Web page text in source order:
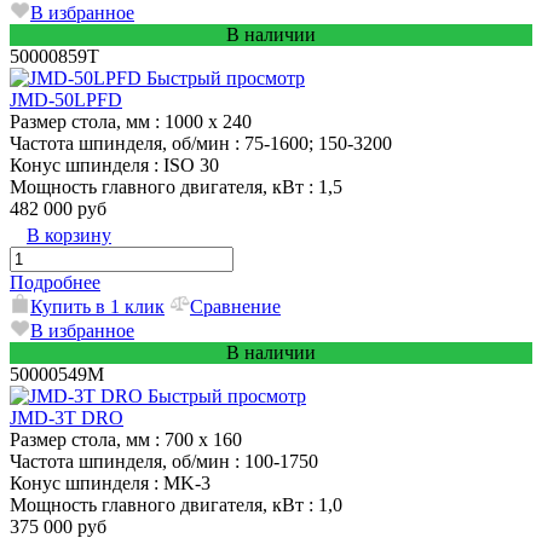
В избранное
В наличии
50000859T
Быстрый просмотр
JMD-50LPFD
Размер стола, мм : 1000 x 240
Частота шпинделя, об/мин : 75-1600; 150-3200
Конус шпинделя : ISO 30
Мощность главного двигателя, кВт : 1,5
482 000 руб
В корзину
Подробнее
Купить в 1 клик
Сравнение
В избранное
В наличии
50000549M
Быстрый просмотр
JMD-3T DRO
Размер стола, мм : 700 x 160
Частота шпинделя, об/мин : 100-1750
Конус шпинделя : MK-3
Мощность главного двигателя, кВт : 1,0
375 000 руб